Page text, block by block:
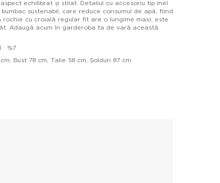
echilibrat și stilat. Detaliul cu accesoriu tip inel
sustenabil, care reduce consumul de apă, fiind
cu croială regular fit are o lungime maxi, este
Adaugă acum în garderoba ta de vară această
%7
Bust 78 cm, Talie 58 cm, Şolduri 87 cm